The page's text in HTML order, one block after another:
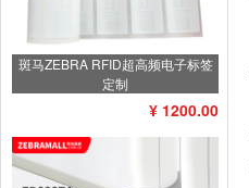
斑马ZEBRA RFID超高频电子标签
定制
¥ 1200.00